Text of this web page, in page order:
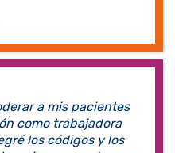
a mis pacientes
como trabajadora
los códigos y los